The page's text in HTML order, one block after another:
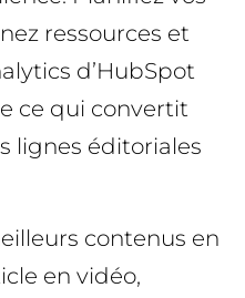
ressources et
d’HubSpot
ce qui convertit
lignes éditoriales
contenus en
en vidéo,